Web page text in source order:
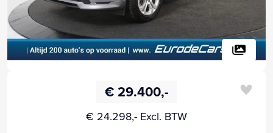
€ 29.400,-
€ 24.298,- Excl. BTW